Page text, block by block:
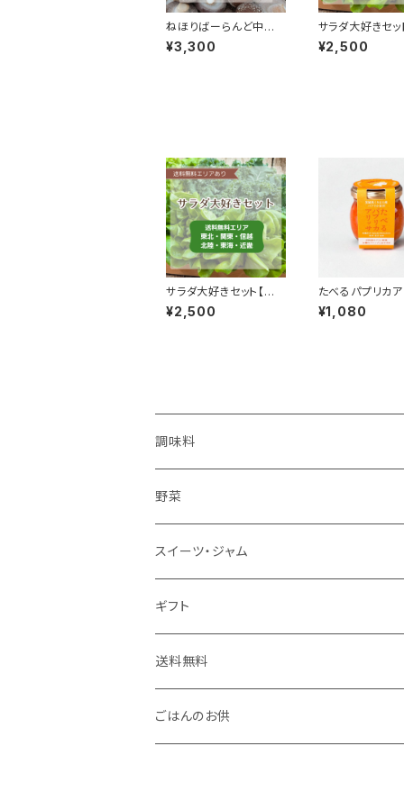
ねほりばーらんど中條
さんの菌床しいたけセッ
ト（宮城県栗原市花山
¥3,300
サラダ大好きセッ
料無料：東北・関
越・北陸・東海・
¥2,500
サラダ大好きセット【送
料無料：東北・関東・信
越・北陸・東海・近畿】
¥2,500
たべるパプリカ
（パプリカと唐
辛万能調味料）
¥1,080
調味料
野菜
スイーツ・ジャム
ギフト
送料無料
ごはんのお供